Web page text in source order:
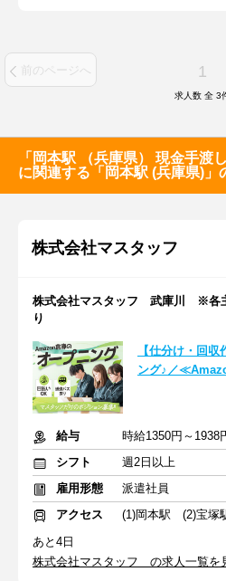
前のページへ 1
求人数 全 3
「岡本駅 （兵庫県） 現金手渡
に関連する「岡本駅 (兵庫県)」
株式会社マスタッフ
株式会社マスタッフ 武庫川 ※各
り
【仕分け・回
ング♪／
給与
シフト
週2日以上
雇用形態
派遣社員
アクセス
(1)岡本駅 (2)宝塚
あと4日
株式会社マスタッフ の求人一覧を